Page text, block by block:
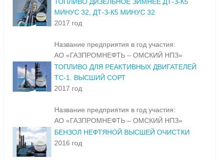
ТОПЛИВО ДИЗЕЛЬНОЕ ЗИМНЕЕ ДТ-З-К5
МИНУС 32, ДТ-З-К5 МИНУС 32
2017 год
Название предприятия в год участия:
АО «ГАЗПРОМНЕФТЬ – ОМСКИЙ НПЗ»
ТОПЛИВО ДЛЯ РЕАКТИВНЫХ ДВИГАТЕЛЕЙ
ТС-1. ВЫСШИЙ СОРТ
2017 год
Название предприятия в год участия:
АО «ГАЗПРОМНЕФТЬ – ОМСКИЙ НПЗ»
БЕНЗОЛ НЕФТЯНОЙ ВЫСШЕЙ ОЧИСТКИ
2016 год